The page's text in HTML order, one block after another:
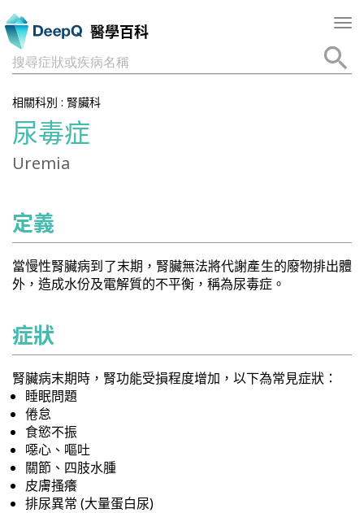
醫學百科
搜尋症狀或疾病名稱
相關科別 : 腎臟科
尿毒症
Uremia
定義
當慢性腎臟病到了末期，腎臟無法將代謝產生的廢物排出體
外，造成水份及電解質的不平衡，稱為尿毒症。
症狀
腎臟病末期時，腎功能受損程度增加，以下為常見症狀：
睡眠問題
倦怠
食慾不振
噁心、嘔吐
關節、四肢水腫
皮膚搔癢
排尿異常 (大量蛋白尿)